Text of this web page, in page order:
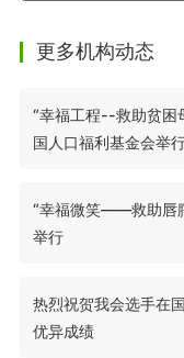
更多机构动态
“幸福工程--救助贫困
国人口福利基金会举
“幸福微笑——救助唇
举行
热烈祝贺我会选手在
优异成绩